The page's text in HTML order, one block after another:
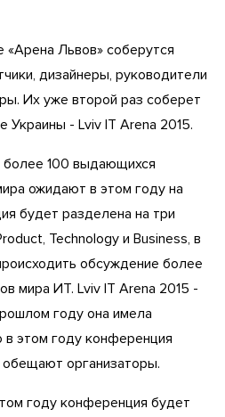
«Арена Львов» соберутся
дизайнеры, руководители
Их уже второй раз соберет
Украины - Lviv IT Arena 2015.
более 100 выдающихся
ожидают в этом году на
будет разделена на три
Technology и Business, в
обсуждение более
мира ИТ. Lviv IT Arena 2015 -
году она имела
этом году конференция
организаторы.
году конференция будет